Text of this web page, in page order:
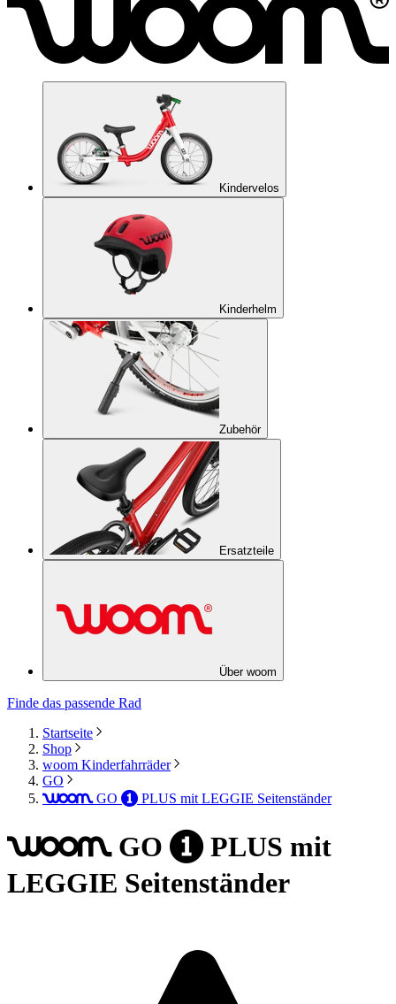
Kindervelos
Kinderhelm
Zubehör
Ersatzteile
Über woom
Finde das passende Rad
Startseite
Shop
woom Kinderfahrräder
GO
woom GO 1 PLUS mit LEGGIE Seitenständer
woom GO 1 PLUS mit
LEGGIE Seitenständer